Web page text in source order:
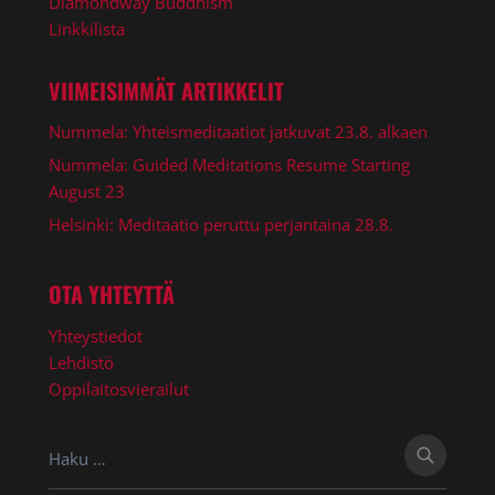
Linkkilista
VIIMEISIMMÄT ARTIKKELIT
Nummela: Yhteismeditaatiot jatkuvat 23.8. alkaen
Nummela: Guided Meditations Resume Starting
August 23
Helsinki: Meditaatio peruttu perjantaina 28.8.
OTA YHTEYTTÄ
Yhteystiedot
Lehdistö
Oppilaitosvierailut
Haku: